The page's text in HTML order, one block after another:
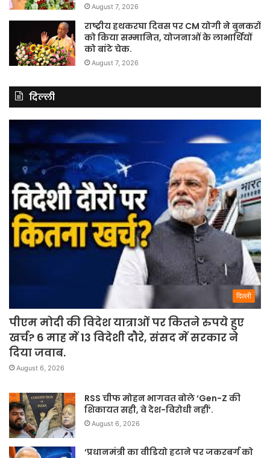
August 7, 2026
राष्ट्रीय हथकरघा दिवस पर CM योगी ने बुनकरों
को किया सम्मानित, योजनाओं के लाभार्थियों
को बांटे चेक.
August 7, 2026
दिल्ली
दिल्ली
पीएम मोदी की विदेश यात्राओं पर कितने रुपये हुए
खर्च? 6 माह में 13 विदेशी दौरे, संसद में सरकार ने
दिया जवाब.
August 6, 2026
RSS चीफ मोहन भागवत बोले ‘Gen-Z की
शिकायत सही, वे देश-विरोधी नहीं’.
August 6, 2026
‘प्रधानमंत्री का वीडियो हटाने पर जकरबर्ग को